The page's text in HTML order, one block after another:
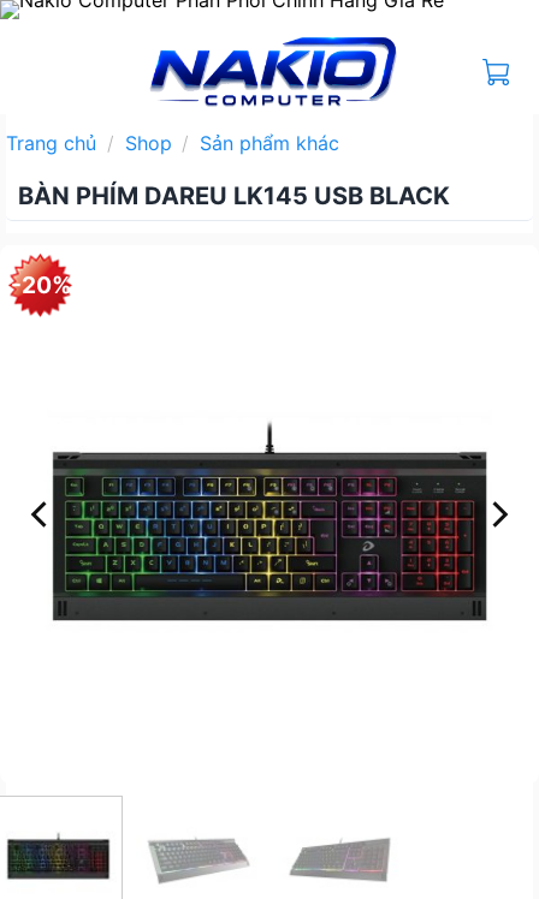
Bỏ
Trang chủ / Shop / Sản phẩm khác
BÀN PHÍM DAREU LK145 USB BLACK
-20%